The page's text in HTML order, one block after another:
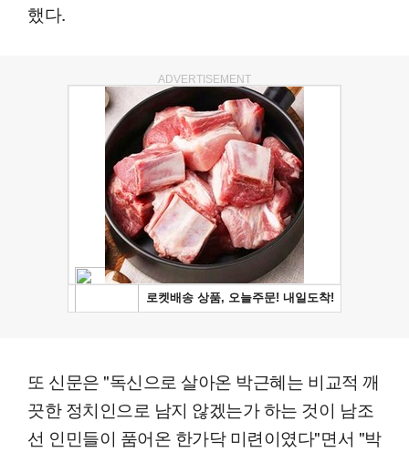
했다.
ADVERTISEMENT
또 신문은 "독신으로 살아온 박근혜는 비교적 깨
끗한 정치인으로 남지 않겠는가 하는 것이 남조
선 인민들이 품어온 한가닥 미련이였다"면서 "박